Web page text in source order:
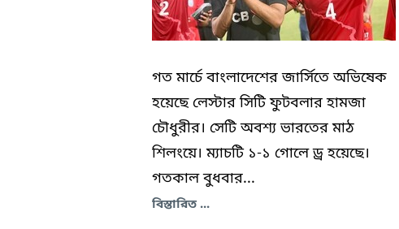
গত মার্চে বাংলাদেশের জার্সিতে অভিষেক
হয়েছে লেস্টার সিটি ফুটবলার হামজা
চৌধুরীর। সেটি অবশ্য ভারতের মাঠ
শিলংয়ে। ম্যাচটি ১-১ গোলে ড্র হয়েছে।
গতকাল বুধবার...
বিস্তারিত ...